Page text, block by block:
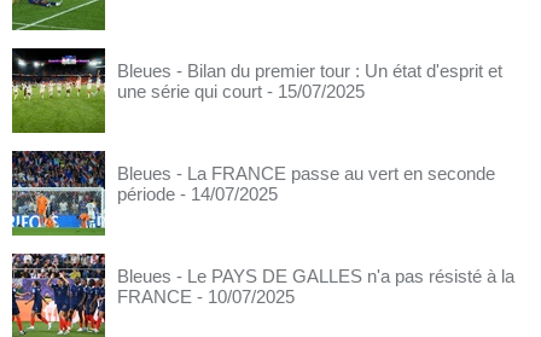
Bleues - Bilan du premier tour : Un état d'esprit et
une série qui court - 15/07/2025
Bleues - La FRANCE passe au vert en seconde
période - 14/07/2025
Bleues - Le PAYS DE GALLES n'a pas résisté à la
FRANCE - 10/07/2025